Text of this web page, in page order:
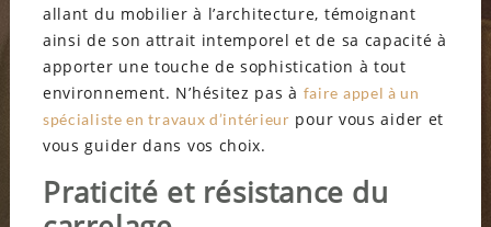
allant du mobilier à l’architecture, témoignant
ainsi de son attrait intemporel et de sa capacité à
apporter une touche de sophistication à tout
environnement. N’hésitez pas à faire appel à un
spécialiste en travaux d’intérieur pour vous aider et
vous guider dans vos choix.
Praticité et résistance du